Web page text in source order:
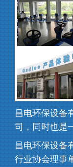
昌电环保设备
司，同时也是
昌电环保设备
行业协会理事